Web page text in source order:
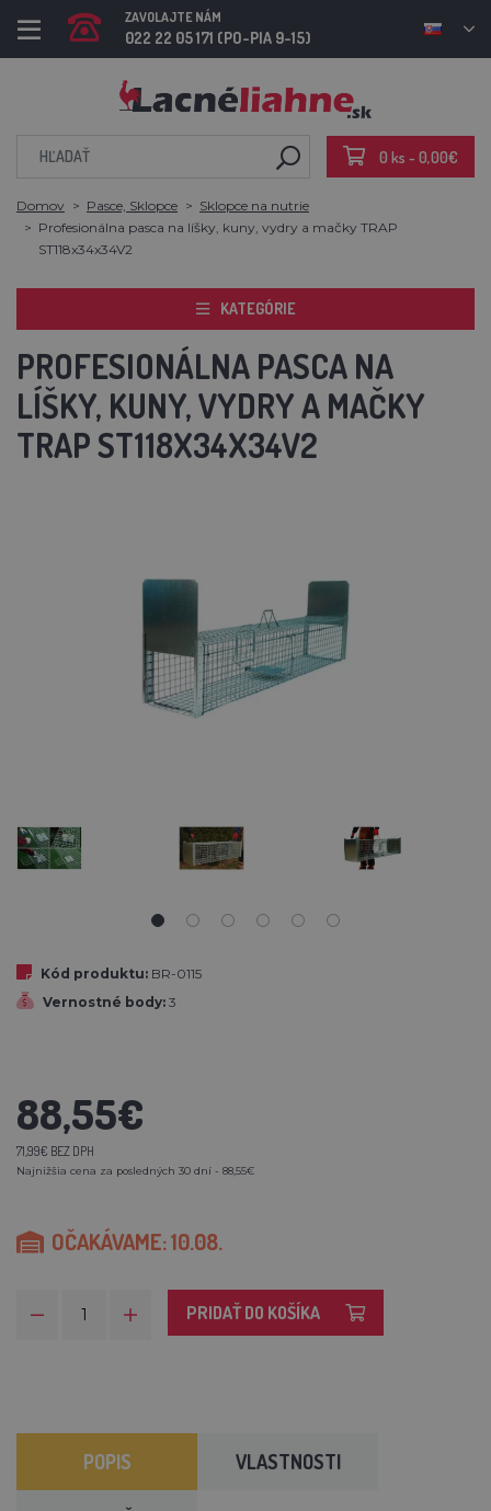
ZAVOLAJTE NÁM
022 22 05 171 (PO-PIA 9-15)
0 ks - 0,00€
Domov Pasce, Sklopce
Sklopce na nutrie
Profesionálna pasca na líšky, kuny, vydry a mačky TRAP
ST118x34x34V2
KATEGÓRIE
PROFESIONÁLNA PASCA NA
LÍŠKY, KUNY, VYDRY A MAČKY
TRAP ST118X34X34V2
Kód produktu: BR-0115
Vernostné body: 3
88,55€
71,99€ BEZ DPH
Najnižšia cena za posledných 30 dní - 88,55€
OČAKÁVAME: 10.08.
PRIDAŤ DO KOŠÍKA
POPIS VLASTNOSTI